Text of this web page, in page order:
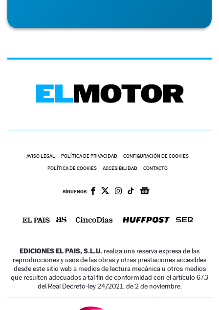
AVISO LEGAL POLÍTICA DE PRIVACIDAD CONFIGURACIÓN DE COOKIES
POLÍTICA DE COOKIES ACCESIBILIDAD CONTACTO
SÍGUENOS:
EDICIONES EL PAIS, S.L.U. realiza una reserva expresa de las
reproducciones y usos de las obras y otras prestaciones accesibles
desde este sitio web a medios de lectura mecánica u otros medios
que resulten adecuados a tal fin de conformidad con el artículo 67.3
del Real Decreto-ley 24/2021, de 2 de noviembre.